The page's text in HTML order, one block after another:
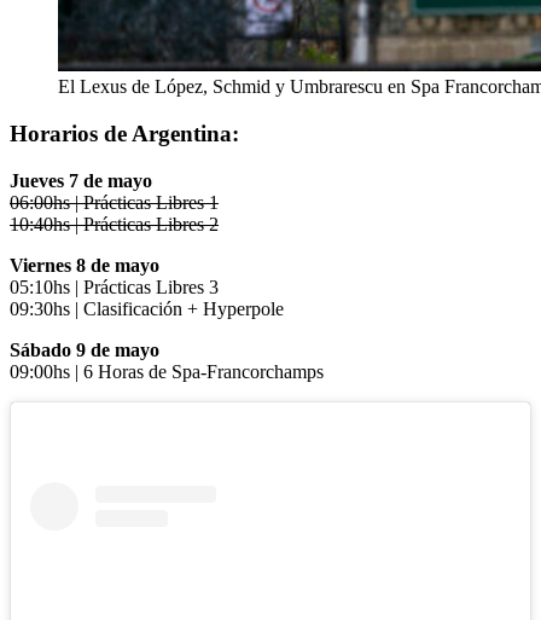
El Lexus de López, Schmid y Umbrarescu en Spa
Horarios de Argentina:
Jueves 7 de mayo
06:00hs | Prácticas Libres 1
10:40hs | Prácticas Libres 2
Viernes 8 de mayo
05:10hs | Prácticas Libres 3
09:30hs | Clasificación + Hyperpole
Sábado 9 de mayo
09:00hs | 6 Horas de Spa-Francorchamps